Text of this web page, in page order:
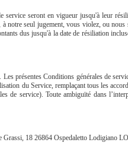
service seront en vigueur jusqu'à leur
notre seul jugement, vous violez, ou nous
dus jusqu'à la date de résiliation
présentes Conditions générales de
du Service, remplaçant tous les
de service). Toute ambiguïté dans
Grassi, 18 26864 Ospedaletto Lodigiano